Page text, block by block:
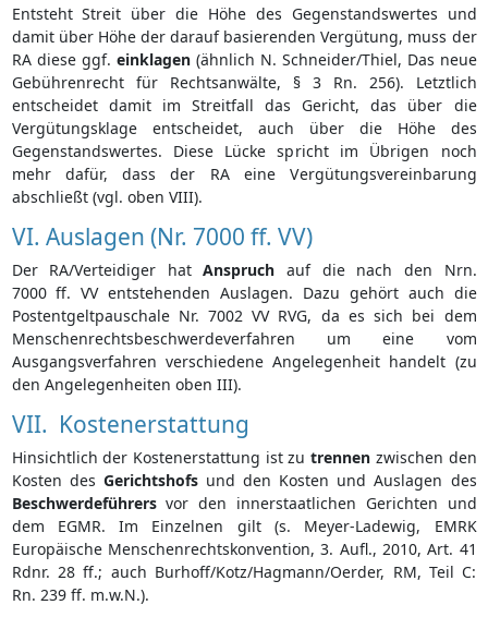
Entsteht Streit über die Höhe des Gegenstandswertes und
damit über Höhe der darauf basierenden Vergütung, muss der
RA diese ggf. einklagen(ähnlich N. Schneider/Thiel, Das neue
Gebührenrecht für Rechtsanwälte, § 3 Rn. 256). Letztlich
entscheidet damit im Streitfall das Gericht, das über die
Vergütungsklage entscheidet, auch über die Höhe des
Gegenstandswertes. Diese Lücke spricht im Übrigen noch
mehr dafür, dass der RA eine Vergütungsvereinbarung
abschließt (vgl. oben VIII).
VI. Auslagen (Nr. 7000 ff. VV)
Der RA/Verteidiger hatAnspruch auf die nach den Nrn.
7000 ff. VV entstehenden Auslagen. Dazu gehört auch die
Postentgeltpauschale Nr. 7002 VV RVG, da es sich bei dem
Menschenrechtsbeschwerdeverfahren um eine vom
Ausgangsverfahren verschiedene Angelegenheit handelt (zu
den Angelegenheiten oben III).
VII. Kostenerstattung
Hinsichtlich der Kostenerstattung ist zutrennen zwischen den
Kosten des Gerichtshofsund den Kosten und Auslagen des
Beschwerdeführersvor den innerstaatlichen Gerichten und
dem EGMR. Im Einzelnen gilt (s. Meyer-Ladewig, EMRK
Europäische Menschenrechtskonvention, 3. Aufl., 2010, Art. 41
Rdnr. 28 ff.; auch Burhoff/Kotz/Hagmann/Oerder, RM, Teil C:
Rn. 239 ff. m.w.N.).